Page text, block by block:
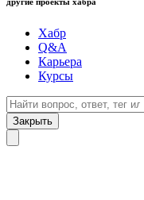
Хабр
Q&A
Карьера
Курсы
Закрыть